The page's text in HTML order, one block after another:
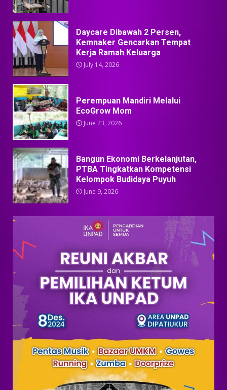
Daycare Dibawah 2 Persen,
Kemnaker Gencarkan Tempat
Kerja Ramah Keluarga
July 14, 2026
Perempuan Mandiri Melalui
EcoGrow Mom
June 23, 2026
Bangun Ekonomi Berkelanjutan,
PTBA Tingkatkan Kompetensi
Kelompok Budidaya Puyuh
June 9, 2026